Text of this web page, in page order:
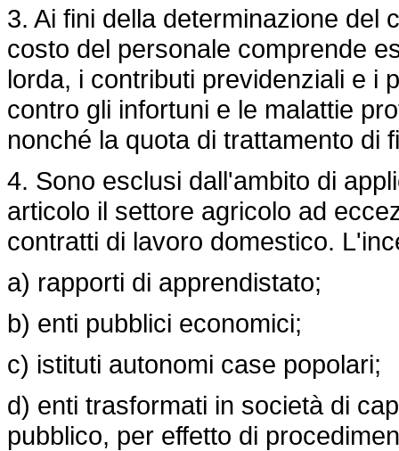
3. Ai fini della determinazione del
costo del personale comprende
lorda, i contributi previdenziali e i
contro gli infortuni e le malattie
nonché la quota di trattamento di
4. Sono esclusi dall'ambito di
articolo il settore agricolo ad
contratti di lavoro domestico.
a) rapporti di apprendistato;
b) enti pubblici economici;
c) istituti autonomi case popolari;
d) enti trasformati in società di
pubblico, per effetto di